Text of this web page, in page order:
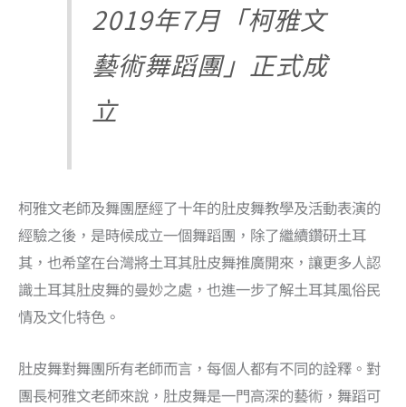
2019年7月「柯雅文
藝術舞蹈團」正式成
立
柯雅文老師及舞團歷經了十年的肚皮舞教學及活動表演的
經驗之後，是時候成立一個舞蹈團，除了繼續鑽研土耳
其，也希望在台灣將土耳其肚皮舞推廣開來，讓更多人認
識土耳其肚皮舞的曼妙之處，也進一步了解土耳其風俗民
情及文化特色。
肚皮舞對舞團所有老師而言，每個人都有不同的詮釋。對
團長柯雅文老師來說，肚皮舞是一門高深的藝術，舞蹈可